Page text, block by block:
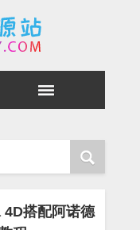
搭配阿诺德